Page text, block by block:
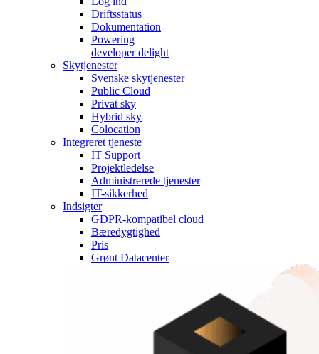
Driftsstatus
Dokumentation
Powering
developer delight
Skytjenester
Svenske skytjenester
Public Cloud
Privat sky
Hybrid sky
Colocation
Integreret tjeneste
IT Support
Projektledelse
Administrerede tjenester
IT-sikkerhed
Indsigter
GDPR-kompatibel cloud
Bæredygtighed
Pris
Grønt Datacenter